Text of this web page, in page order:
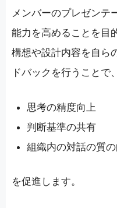
メンバーのプレゼンテ
能力を高めることを目
構想や設計内容を自ら
ドバックを行うことで、
思考の精度向上
判断基準の共有
組織内の対話の質
を促進します。